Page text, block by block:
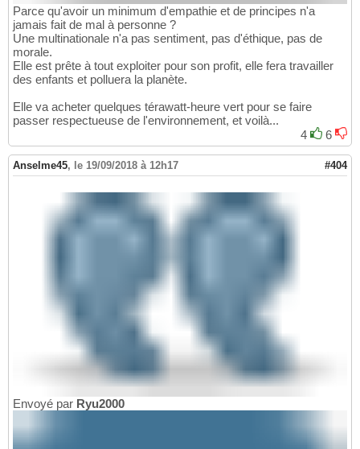
Parce qu'avoir un minimum d'empathie et de principes n'a
jamais fait de mal à personne ?
Une multinationale n'a pas sentiment, pas d'éthique, pas de
morale.
Elle est prête à tout exploiter pour son profit, elle fera travailler
des enfants et polluera la planète.
Elle va acheter quelques térawatt-heure vert pour se faire
passer respectueuse de l'environnement, et voilà...
4
6
Anselme45, le 19/09/2018 à 12h17 #404
Envoyé par Ryu2000